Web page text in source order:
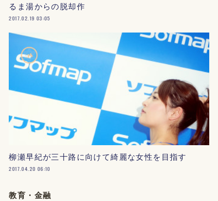
るま湯からの脱却作
2017.02.19 03:05
柳瀬早紀が三十路に向けて綺麗な女性を目指す
2017.04.20 06:10
教育・金融